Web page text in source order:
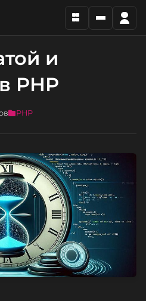
и
PHP
PHP